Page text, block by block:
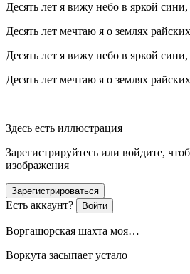
Десять лет я вижу небо в яркой сини,
Десять лет мечтаю я о землях
Десять лет я вижу небо в яркой сини,
Десять лет мечтаю я о землях
Здесь есть иллюстрация
Зарегистрируйтесь или войдите,
изображения
Зарегистрироваться
Есть аккаунт? Войти
Воргашорская шахта моя…
Воркута засыпает устало